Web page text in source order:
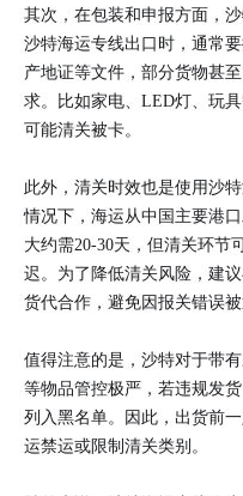
其次，在包装和申报方面，
沙特海运专线出口时，通常
产地证等文件，部分货物甚
求。比如家电、LED灯、玩
可能清关被卡。
此外，清关时效也是使用沙
情况下，海运从中国主要港
大约需20-30天，但清关环节
迟。为了降低清关风险，建
货代合作，避免因报关错误被
值得注意的是，沙特对于带
等物品管控极严，若违规发
列入黑名单。因此，出货前
运禁运或限制清关类别。